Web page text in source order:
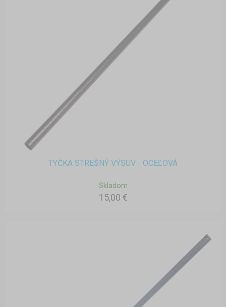
TYČKA STREŠNÝ VÝSUV - OCEĽOVÁ
Skladom
15,00 €